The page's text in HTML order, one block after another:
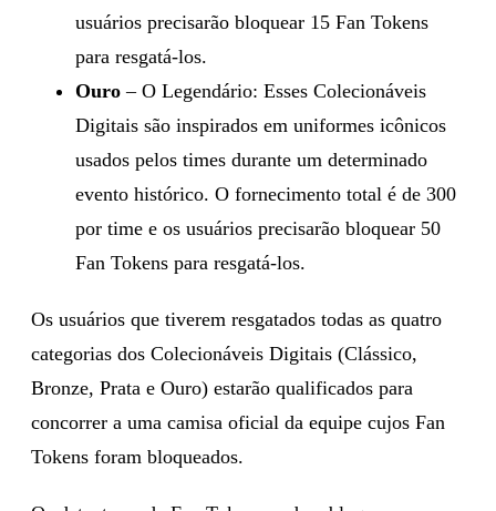
usuários precisarão bloquear 15 Fan Tokens
para resgatá-los.
Ouro – O Legendário: Esses Colecionáveis
Digitais são inspirados em uniformes icônicos
usados pelos times durante um determinado
evento histórico. O fornecimento total é de 300
por time e os usuários precisarão bloquear 50
Fan Tokens para resgatá-los.
Os usuários que tiverem resgatados todas as quatro
categorias dos Colecionáveis Digitais (Clássico,
Bronze, Prata e Ouro) estarão qualificados para
concorrer a uma camisa oficial da equipe cujos Fan
Tokens foram bloqueados.